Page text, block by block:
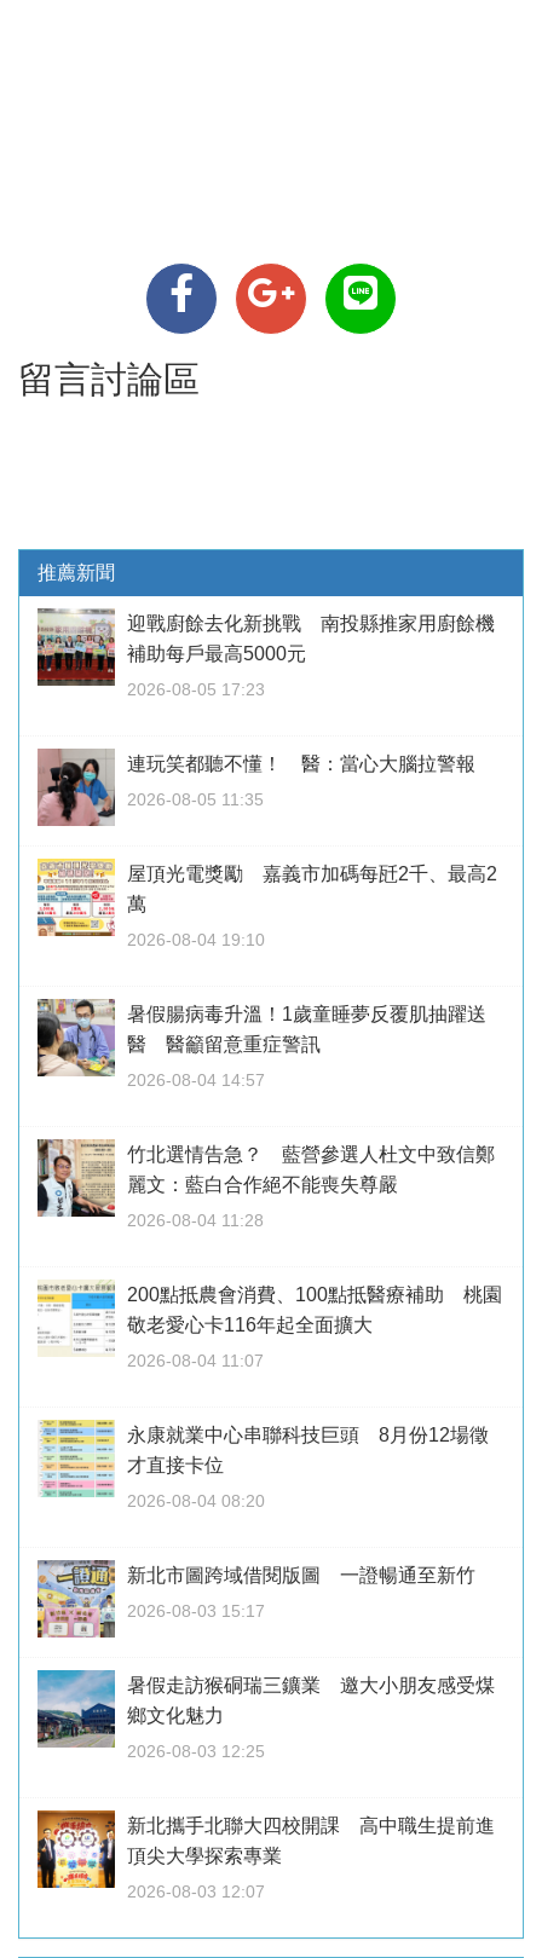
留言討論區
推薦新聞
迎戰廚餘去化新挑戰 南投縣推家用廚餘機
補助每戶最高5000元
2026-08-05 17:23
連玩笑都聽不懂！ 醫：當心大腦拉警報
2026-08-05 11:35
屋頂光電獎勵 嘉義市加碼每瓩2千、最高2
萬
2026-08-04 19:10
暑假腸病毒升溫！1歲童睡夢反覆肌抽躍送
醫 醫籲留意重症警訊
2026-08-04 14:57
竹北選情告急？ 藍營參選人杜文中致信鄭
麗文：藍白合作絕不能喪失尊嚴
2026-08-04 11:28
200點抵農會消費、100點抵醫療補助 桃園
敬老愛心卡116年起全面擴大
2026-08-04 11:07
永康就業中心串聯科技巨頭 8月份12場徵
才直接卡位
2026-08-04 08:20
新北市圖跨域借閱版圖 一證暢通至新竹
2026-08-03 15:17
暑假走訪猴硐瑞三鑛業 邀大小朋友感受煤
鄉文化魅力
2026-08-03 12:25
新北攜手北聯大四校開課 高中職生提前進
頂尖大學探索專業
2026-08-03 12:07